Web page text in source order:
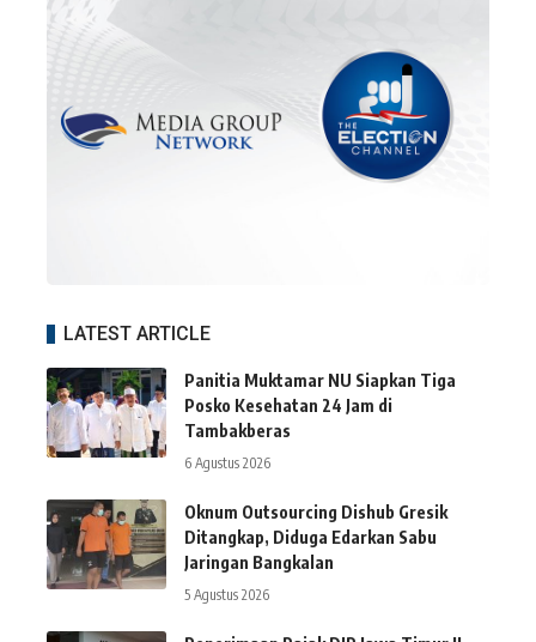
LATEST ARTICLE
Panitia Muktamar NU Siapkan Tiga
Posko Kesehatan 24 Jam di
Tambakberas
6 Agustus 2026
Oknum Outsourcing Dishub Gresik
Ditangkap, Diduga Edarkan Sabu
Jaringan Bangkalan
5 Agustus 2026